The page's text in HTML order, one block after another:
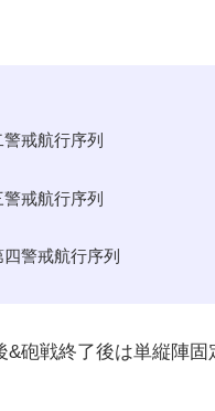
戒航行序列
戒航行序列
警戒航行序列
&砲戦終了後は単縦陣固